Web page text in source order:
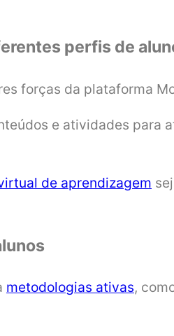
perfis de
forças da plataforma
e atividades para
de aprendizagem
metodologias ativas,